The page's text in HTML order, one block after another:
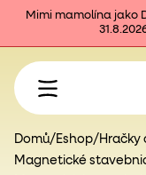
Mimi mamolína jako
Domů/ Eshop/ Hračky
Magnetické